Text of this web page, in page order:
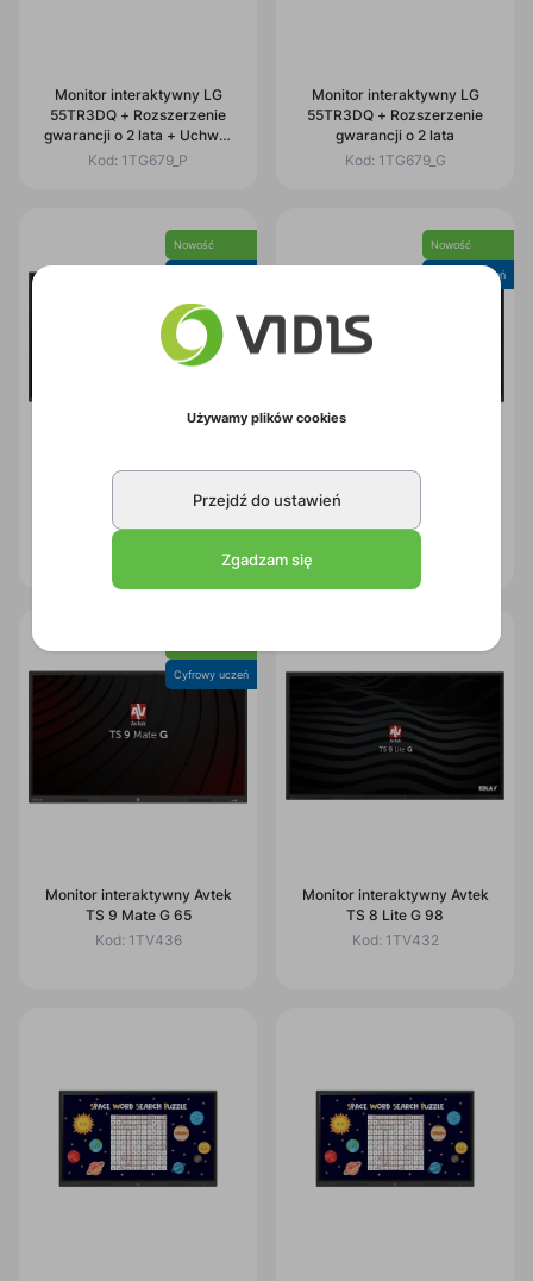
Monitor interaktywny LG
55TR3DQ + Rozszerzenie
gwarancji o 2 lata + Uchwyt
naścienny
Kod: 1TG679_P
Monitor interaktywny LG
55TR3DQ + Rozszerzenie
gwarancji o 2 lata
Kod: 1TG679_G
Nowość
Monitor interaktywny Avtek
Kod:
Nowość
Cyfrowy uczeń
Monitor interaktywny Avtek
1TV437
Cyfrowy uczeń
Monitor interaktywny Avtek
TS 9 Mate G 65
Kod: 1TV436
Monitor interaktywny Avtek
TS 8 Lite G 98
Kod: 1TV432
Używamy plików cookies
Przejdź do ustawień
Zgadzam się